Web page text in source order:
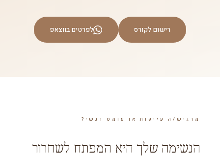
רישום לקורס לפרטים בווצאפ
מרגיש/ה עייפות או עומס רגשי?
הנשימה שלך היא המפתח לשחרור